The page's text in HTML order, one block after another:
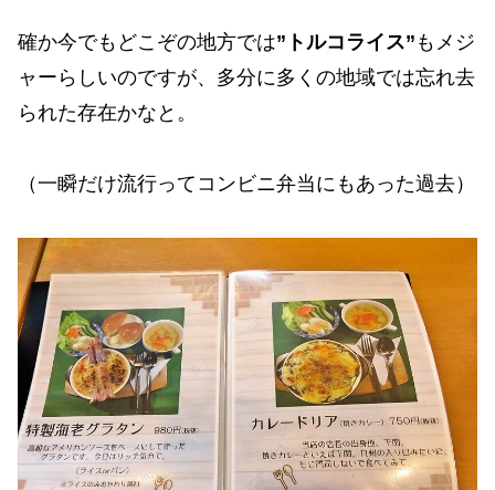
確か今でもどこぞの地方では”トルコライス” もメジ
ャーらしいのですが、多分に多くの地域では忘れ去
られた存在かなと。
（一瞬だけ流行ってコンビニ弁当にもあった過去）